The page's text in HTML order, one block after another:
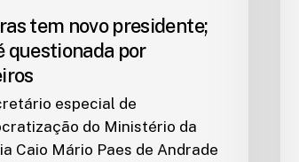
tem novo presidente;
questionada por
especial de
do Ministério da
Caio Mário Paes de Andrade